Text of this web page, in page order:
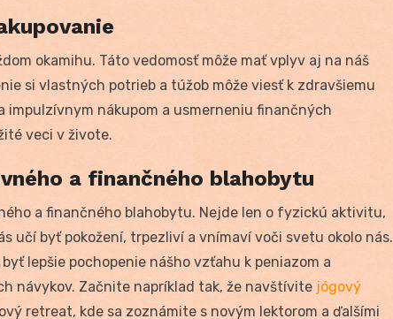
okamihu. Táto vedomosť môže mať vplyv aj na náš
si vlastných potrieb a túžob môže viesť k zdravšiemu
impulzívnym nákupom a usmerneniu finančných
veci v živote.
a finančného blahobytu
a finančného blahobytu. Nejde len o fyzickú aktivitu,
učí byť pokožení, trpezliví a vnímaví voči svetu okolo nás.
lepšie pochopenie nášho vzťahu k peniazom a
návykov. Začnite napríklad tak, že navštívite jógový
retreat, kde sa zoznámite s novým lektorom a ďalšími